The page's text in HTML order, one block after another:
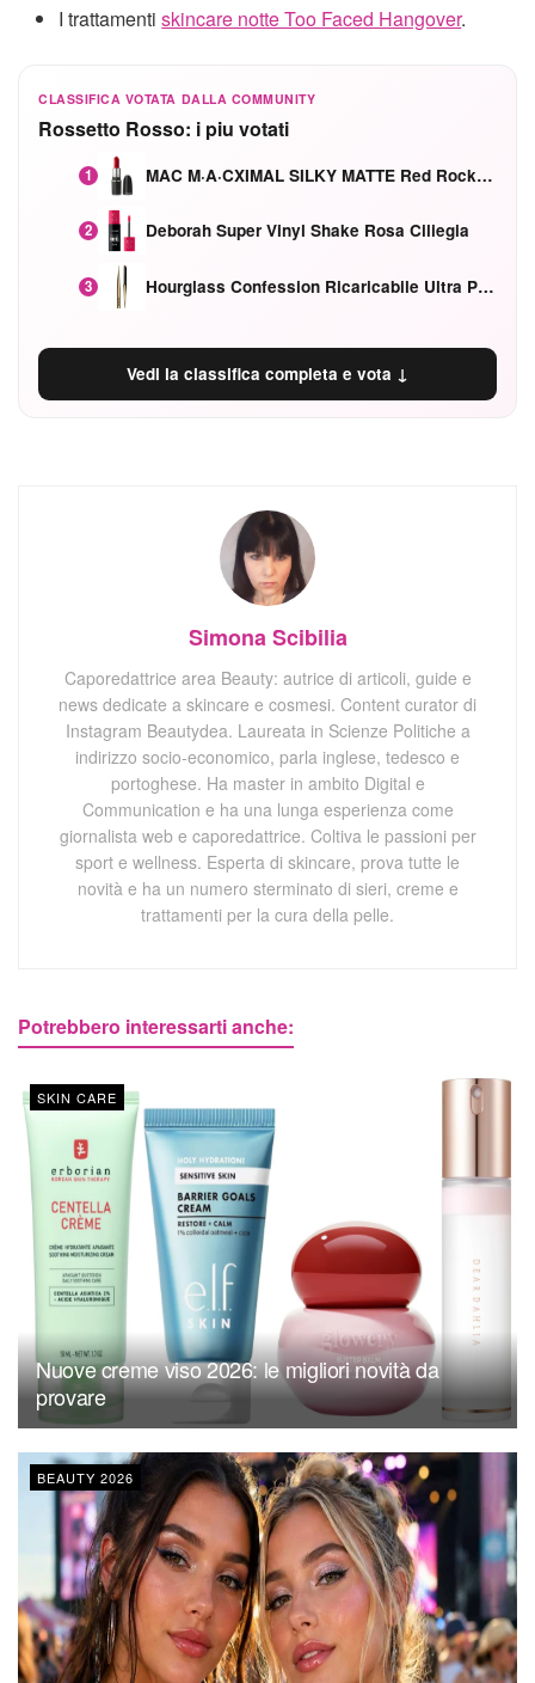
I trattamentiskincare notte Too Faced Hangover.
CLASSIFICA VOTATA DALLA COMMUNITY
Rossetto Rosso: i piu votati
1 MAC M·A·CXIMAL SILKY MATTE Red Rock mat
2 Deborah Super Vinyl Shake Rosa Ciliegia
3 Hourglass Confession Ricaricabile Ultra Preciso Ad Alta Intensità Secretly Classic Red
Vedi la classifica completa e vota ↓
Simona Scibilia
Caporedattrice area Beauty: autrice di articoli, guide e
news dedicate a skincare e cosmesi. Content curator di
Instagram Beautydea. Laureata in Scienze Politiche a
indirizzo socio-economico, parla inglese, tedesco e
portoghese. Ha master in ambito Digital e
Communication e ha una lunga esperienza come
giornalista web e caporedattrice. Coltiva le passioni per
sport e wellness. Esperta di skincare, prova tutte le
novità e ha un numero sterminato di sieri, creme e
trattamenti per la cura della pelle.
Potrebbero interessarti anche:
SKIN CARE
Nuove creme viso 2026: le migliori novità da
provare
BEAUTY 2026